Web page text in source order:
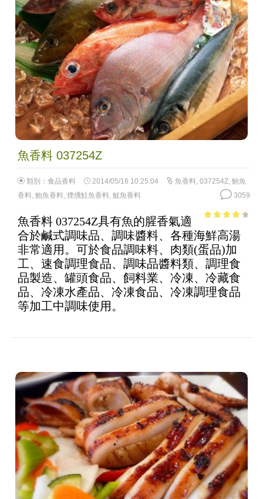
魚香料 037254Z
類別： 食品香料 2014/05/16 10:25:04 魚香料, 037254Z, 鮪魚
香料, 鮑魚香料, 煙燻鮭魚香料, 魷魚香料 3059
of 5
魚香料 037254Z具有魚的腥香氣適
合於鹹式調味品、調味醬料、各種海鮮高湯
非常適用。可於食品調味料、肉類(蛋品)加
工、速食調理食品、調味品醬料類、調理食
品製造、罐頭食品、飼料業、冷凍、冷藏食
品、冷凍水產品、冷凍食品、冷凍調理食品
等加工中調味使用。